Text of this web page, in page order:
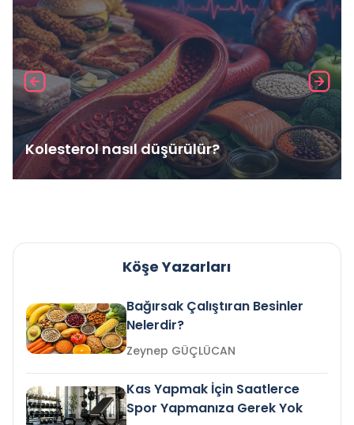
Kolesterol nasıl düşürülür?
Köşe Yazarları
Bağırsak Çalıştıran Besinler
Nelerdir?
Zeynep GÜÇLÜCAN
Kas Yapmak İçin Saatlerce
Spor Yapmanıza Gerek Yok